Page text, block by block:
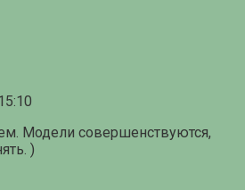
Модели совершенствуются,
)